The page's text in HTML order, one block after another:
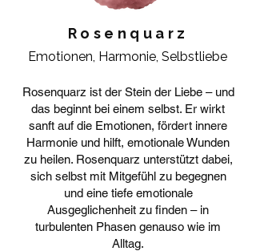
Rosenquarz
Emotionen, Harmonie, Selbstliebe
Rosenquarz ist der Stein der Liebe – und
das beginnt bei einem selbst. Er wirkt
sanft auf die Emotionen, fördert innere
Harmonie und hilft, emotionale Wunden
zu heilen. Rosenquarz unterstützt dabei,
sich selbst mit Mitgefühl zu begegnen
und eine tiefe emotionale
Ausgeglichenheit zu finden – in
turbulenten Phasen genauso wie im
Alltag.